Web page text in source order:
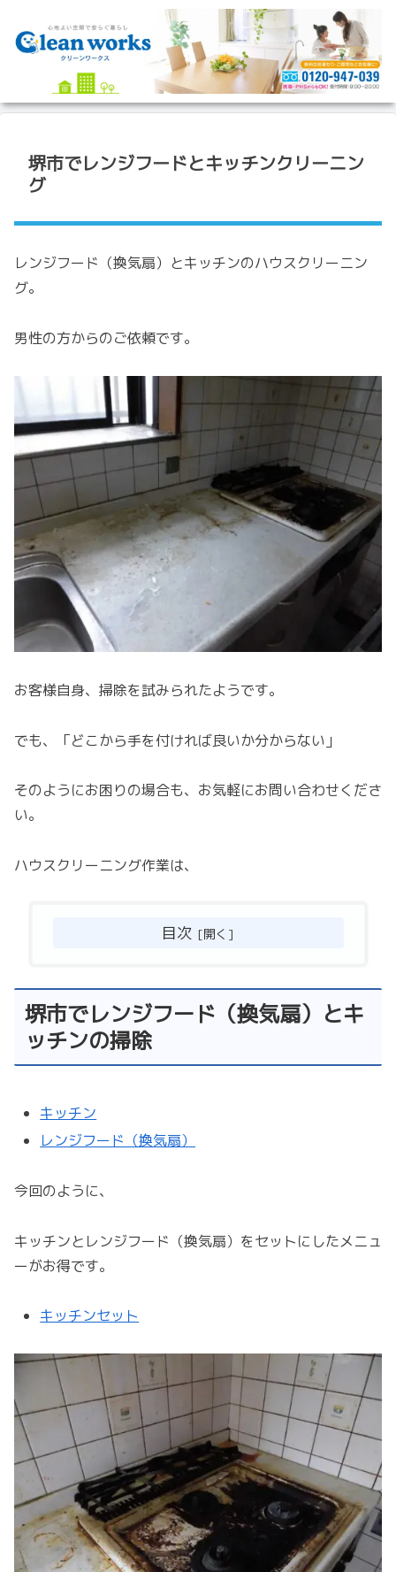
堺市でレンジフードとキッチンクリーニン
グ
レンジフード（換気扇）とキッチンのハウスクリーニン
グ。
男性の方からのご依頼です。
お客様自身、掃除を試みられたようです。
でも、「どこから手を付ければ良いか分からない」
そのようにお困りの場合も、お気軽にお問い合わせくださ
い。
ハウスクリーニング作業は、
目次
堺市でレンジフード（換気扇）とキ
ッチンの掃除
キッチン
レンジフード（換気扇）
今回のように、
キッチンとレンジフード（換気扇）をセットにしたメニュ
ーがお得です。
キッチンセット